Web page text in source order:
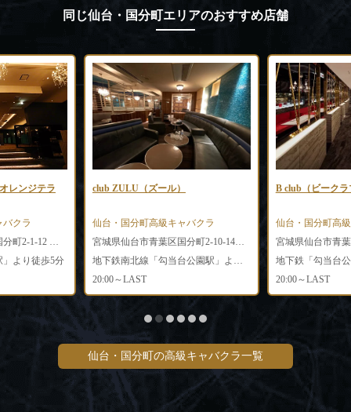
同じ仙台・国分町エリアのおすすめ店舗
ZULU（ズール）
・国分町高級キャバクラ
宮城県仙台市青葉区国分町2-10-14エムロード7F
地下鉄南北線「勾当台公園駅」より徒歩3分
B club（ビークラブ）
仙台・国分町高級キャバクラ
宮城県仙台市青葉区国分町2-10-14 エムロードビル6F
地下鉄「勾当台公園駅」「広瀬通駅」より徒歩5分
仙台・国分町の高級キャバクラ一覧